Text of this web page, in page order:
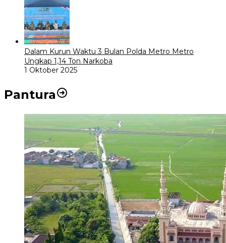
Dalam Kurun Waktu 3 Bulan Polda Metro Metro
Ungkap 1,14 Ton Narkoba
1 Oktober 2025
Pantura